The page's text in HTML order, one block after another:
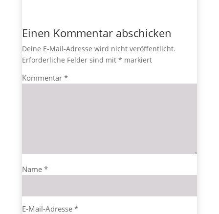
Einen Kommentar abschicken
Deine E-Mail-Adresse wird nicht veröffentlicht.
Erforderliche Felder sind mit * markiert
Kommentar *
Name *
E-Mail-Adresse *